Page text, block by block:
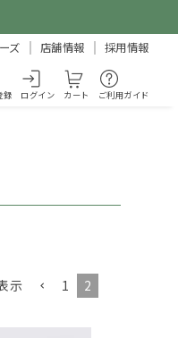
ズ 店舗情報 採用情報
録 ログイン カート ご利用ガイド
示 1 2